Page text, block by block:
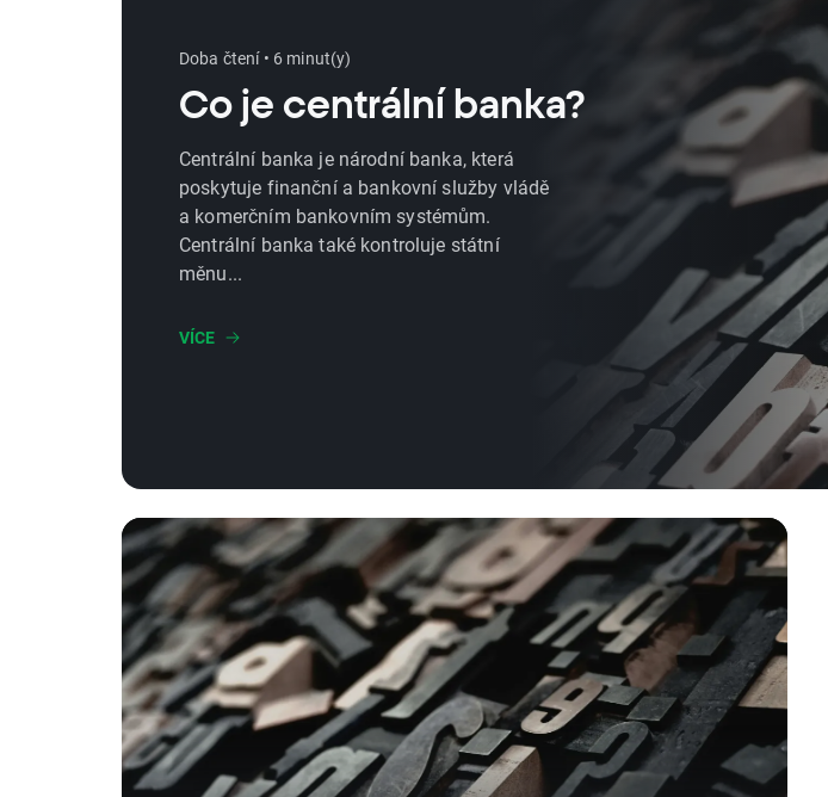
Doba čtení • 6 minut(y)
Co je centrální banka?
Centrální banka je národní banka, která
poskytuje finanční a bankovní služby vládě
a komerčním bankovním systémům.
Centrální banka také kontroluje státní
měnu...
VÍCE